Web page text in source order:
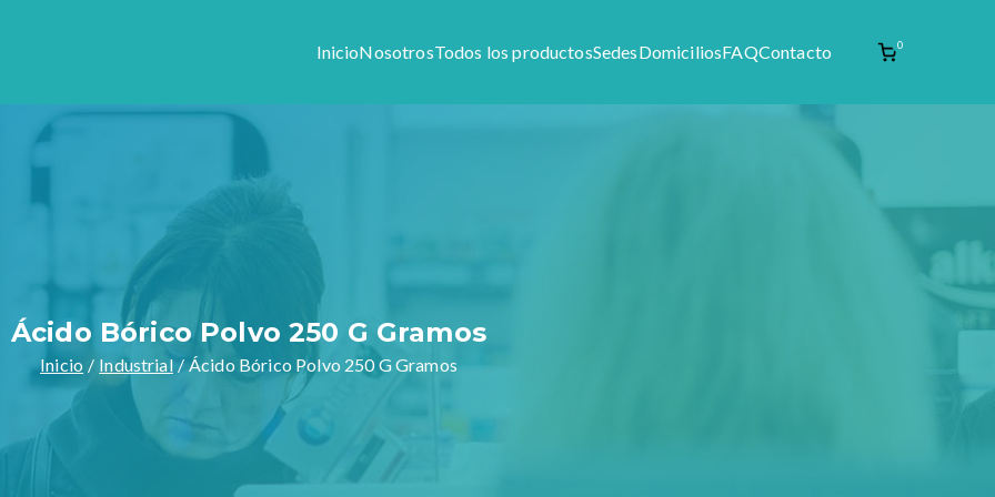
1944, somos especialistas en preparar formulas magistrales y venta de materia prima como productos naturales,
InicioNosotrosTodos los productosSedesDomiciliosFAQContacto 0
Ácido Bórico Polvo 250 G Gramos
Inicio Industrial Ácido Bórico Polvo 250 G Gramos